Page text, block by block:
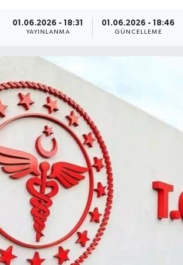
01.06.2026 - 18:31
YAYINLANMA
01.06.2026 - 18:46
GÜNCELLEME